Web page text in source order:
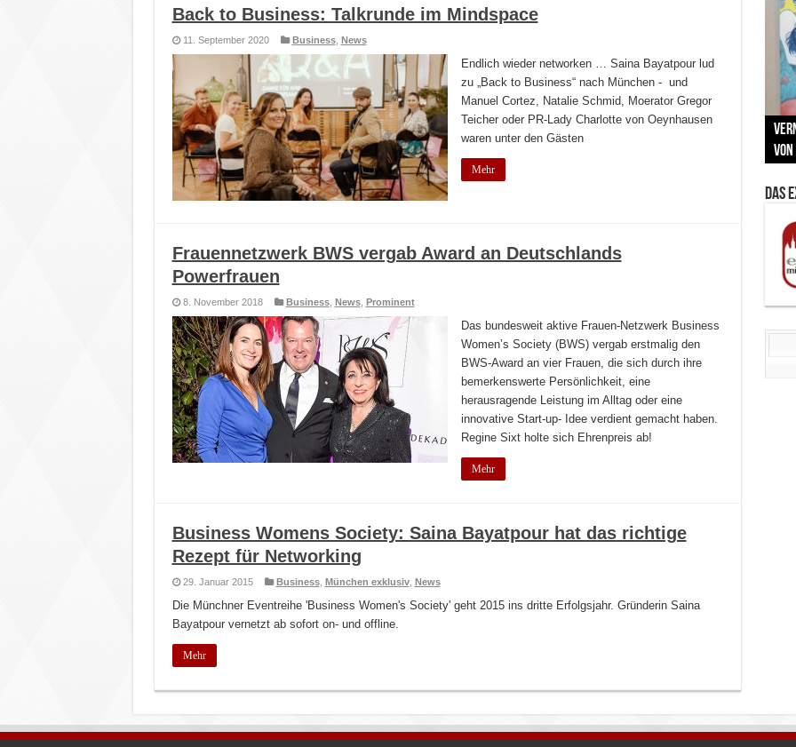
Back to Business: Talkrunde im Mindspace
11. September 2020 Business, News
Endlich wieder networken … Saina Bayatpour lud
zu „Back to Business“ nach München - und
Manuel Cortez, Natalie Schmid, Moerator Gregor
Teicher oder PR-Lady Charlotte von Oeynhausen
waren unter den Gästen
Mehr
Frauennetzwerk BWS vergab Award an Deutschlands
Powerfrauen
8. November 2018 Business, News, Prominent
Das bundesweit aktive Frauen-Netzwerk Business
Women’s Society (BWS) vergab erstmalig den
BWS-Award an vier Frauen, die sich durch ihre
bemerkenswerte Persönlichkeit, eine
herausragende Leistung im Alltag oder eine
innovative Start-up- Idee verdient gemacht haben.
Regine Sixt holte sich Ehrenpreis ab!
Mehr
Business Womens Society: Saina Bayatpour hat das richtige
Rezept für Networking
29. Januar 2015 Business, München exklusiv, News
Die Münchner Eventreihe 'Business Women's Society' geht 2015 ins dritte Erfolgsjahr. Gründerin Saina
Bayatpour vernetzt ab sofort on- und offline.
Mehr
Zu
Das